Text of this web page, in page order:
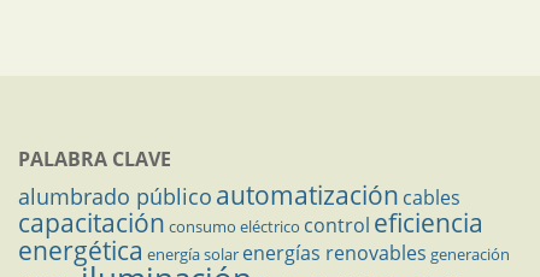
PALABRA CLAVE
alumbrado público automatización cables
capacitación consumo eléctrico control eficiencia
energética energía solar energías renovables generación